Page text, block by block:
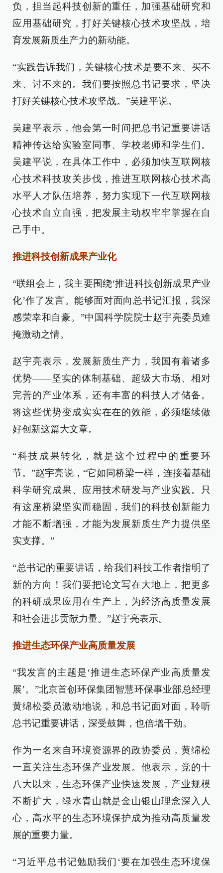
负，担当起科技创新的重任，加强基础研究和
应用基础研究，打好关键核心技术攻坚战，培
育发展新质生产力的新动能。
“实践告诉我们，关键核心技术是要不来、买不
来、讨不来的。我们要按照总书记要求，坚决
打好关键核心技术攻坚战。”吴建平说。
吴建平表示，他会第一时间把总书记重要讲话
精神传达给实验室同事、学校老师和学生们。
吴建平说，在具体工作中，必须加快互联网核
心技术科技攻关步伐，推进互联网核心技术高
水平人才队伍培养，努力实现下一代互联网核
心技术自立自强，把发展主动权牢牢掌握在自
己手中。
推进科技创新成果产业化
“联组会上，我主要围绕‘推进科技创新成果产业
化’作了发言。能够面对面向总书记汇报，我深
感荣幸和自豪。”中国科学院院士赵宇亮委员难
掩激动之情。
赵宇亮表示，发展新质生产力，我国有着诸多
优势——坚实的体制基础、超级大市场、相对
完善的产业体系，还有丰富的科技人才储备。
将这些优势变成实实在在的效能，必须继续做
好创新这篇大文章。
“科技成果转化，就是这个过程中的重要环
节。”赵宇亮说，“它如同桥梁一样，连接着基础
科学研究成果、应用技术研发与产业实践。只
有这座桥梁坚实而稳固，我们的科技创新能力
才能不断增强，才能为发展新质生产力提供坚
实支撑。”
“总书记的重要讲话，给我们科技工作者指明了
新的方向！我们要把论文写在大地上，把更多
的科研成果应用在生产上，为经济高质量发展
和社会进步贡献力量。”赵宇亮表示。
推进生态环保产业高质量发展
“我发言的主题是‘推进生态环保产业高质量发
展’。”北京首创环保集团智慧环保事业部总经理
黄绵松委员激动地说，和总书记面对面，聆听
总书记重要讲话，深受鼓舞，也倍增干劲。
作为一名来自环境资源界的政协委员，黄绵松
一直关注生态环保产业发展。他表示，党的十
八大以来，生态环保产业快速发展，产业规模
不断扩大，绿水青山就是金山银山理念深入人
心，高水平的生态环境保护成为推动高质量发
展的重要力量。
“习近平总书记勉励我们‘要在加强生态环境保